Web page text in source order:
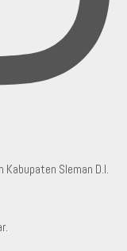
Kabupaten Sleman D.I.